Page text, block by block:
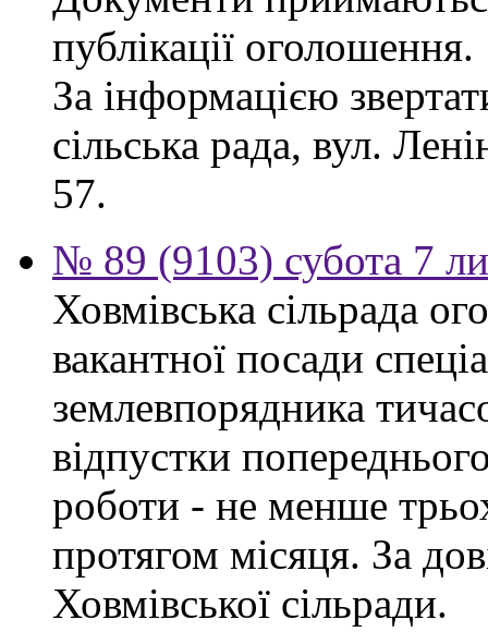
публікації оголошення.
За інформацією
сільська рада, вул.
57.
№ 89 (9103) субота 7
Ховмівська сільрада
вакантної посади
землевпорядника
відпустки
роботи - не менше
протягом місяця. За
Ховмівської сільради.